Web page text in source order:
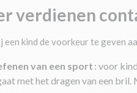
verdienen
een kind de voorkeur te geven
van een sport : voor
met het dragen van een